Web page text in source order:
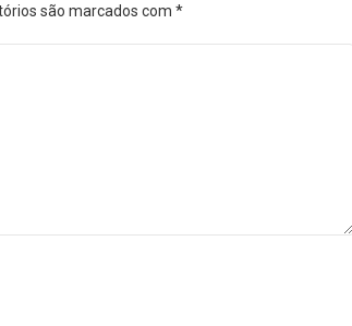
são marcados com *